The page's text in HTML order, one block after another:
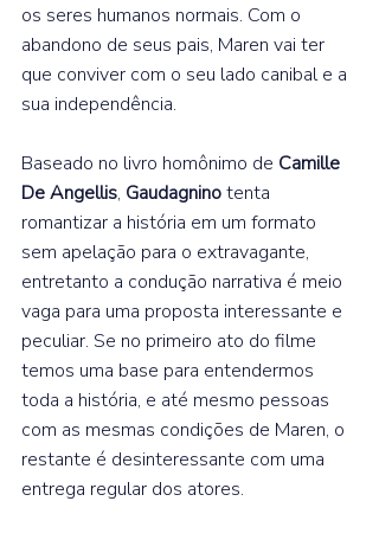
os seres humanos normais. Com o
abandono de seus pais, Maren vai ter
que conviver com o seu lado canibal e a
sua independência.
Baseado no livro homônimo de Camille
De Angellis, Gaudagnino tenta
romantizar a história em um formato
sem apelação para o extravagante,
entretanto a condução narrativa é meio
vaga para uma proposta interessante e
peculiar. Se no primeiro ato do filme
temos uma base para entendermos
toda a história, e até mesmo pessoas
com as mesmas condições de Maren, o
restante é desinteressante com uma
entrega regular dos atores.